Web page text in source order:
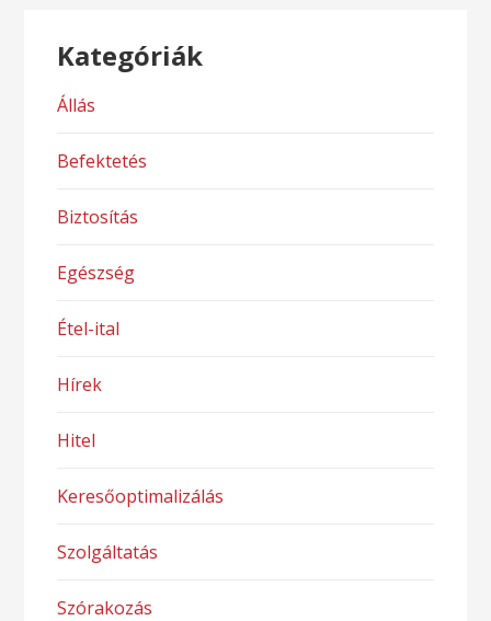
Kategóriák
Állás
Befektetés
Biztosítás
Egészség
Étel-ital
Hírek
Hitel
Keresőoptimalizálás
Szolgáltatás
Szórakozás